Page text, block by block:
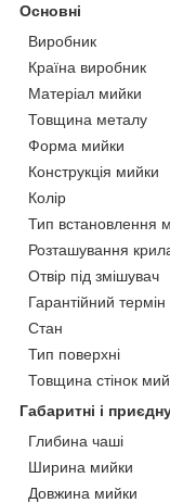
Основні
Виробник
Країна виробник
Матеріал мийки
Товщина металу
Форма мийки
Конструкція мийки
Колір
Тип встановлення
Розташування
Отвір під змішувач
Гарантійний термін
Стан
Тип поверхні
Товщина стінок
Габаритні і
Глибина чаші
Ширина мийки
Довжина мийки